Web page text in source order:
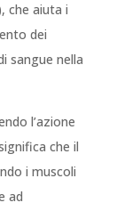
che aiuta i
dei
sangue nella
l’azione
che il
i muscoli
ad